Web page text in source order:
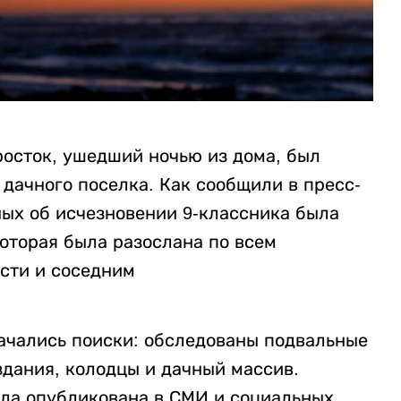
ушедший ночью из дома, был
поселка. Как сообщили в пресс-
об исчезновении 9-классника была
была разослана по всем
и соседним
поиски: обследованы подвальные
колодцы и дачный массив.